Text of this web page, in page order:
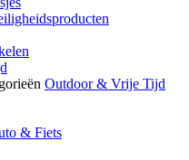
Outdoor & Vrije Tijd
& Fiets